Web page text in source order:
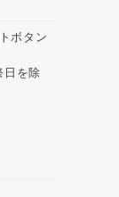
ボタン
を除